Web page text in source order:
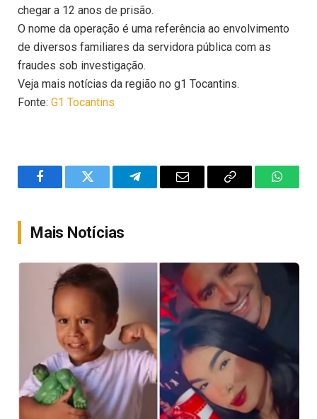
chegar a 12 anos de prisão.
O nome da operação é uma referência ao envolvimento
de diversos familiares da servidora pública com as
fraudes sob investigação.
Veja mais notícias da região no g1 Tocantins.
Fonte: G1 Tocantins
FacebookTwitter TelegramEmail
Copy
Mais Notícias